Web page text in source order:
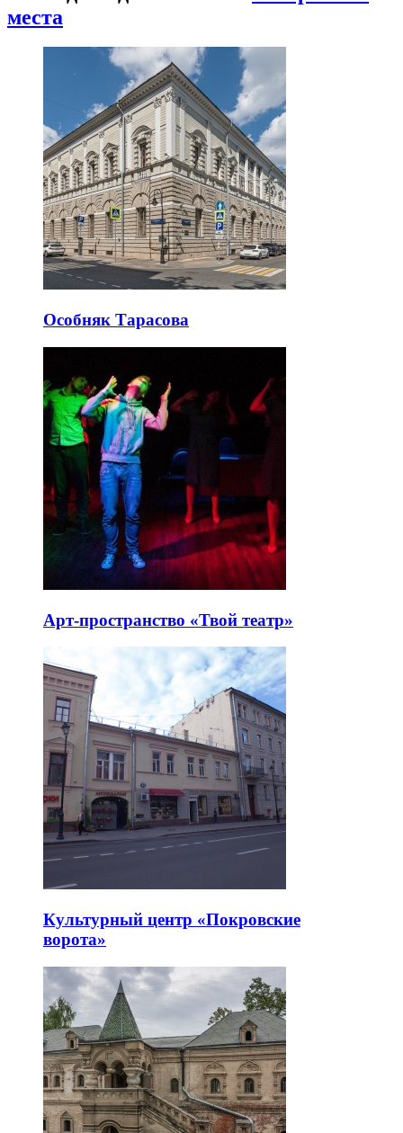
места
Особняк Тарасова
Арт-пространство «Твой театр»
Культурный центр «Покровские
ворота»